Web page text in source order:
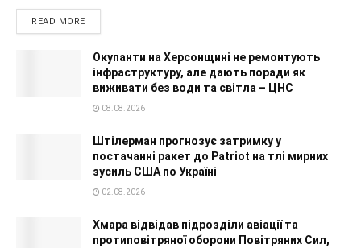
READ MORE
Окупанти на Херсонщині не ремонтують
інфраструктуру, але дають поради як
виживати без води та світла – ЦНС
08.08.2026
Штілерман прогнозує затримку у
постачанні ракет до Patriot на тлі мирних
зусиль США по Україні
02.08.2026
Хмара відвідав підрозділи авіації та
протиповітряної оборони Повітряних Сил,